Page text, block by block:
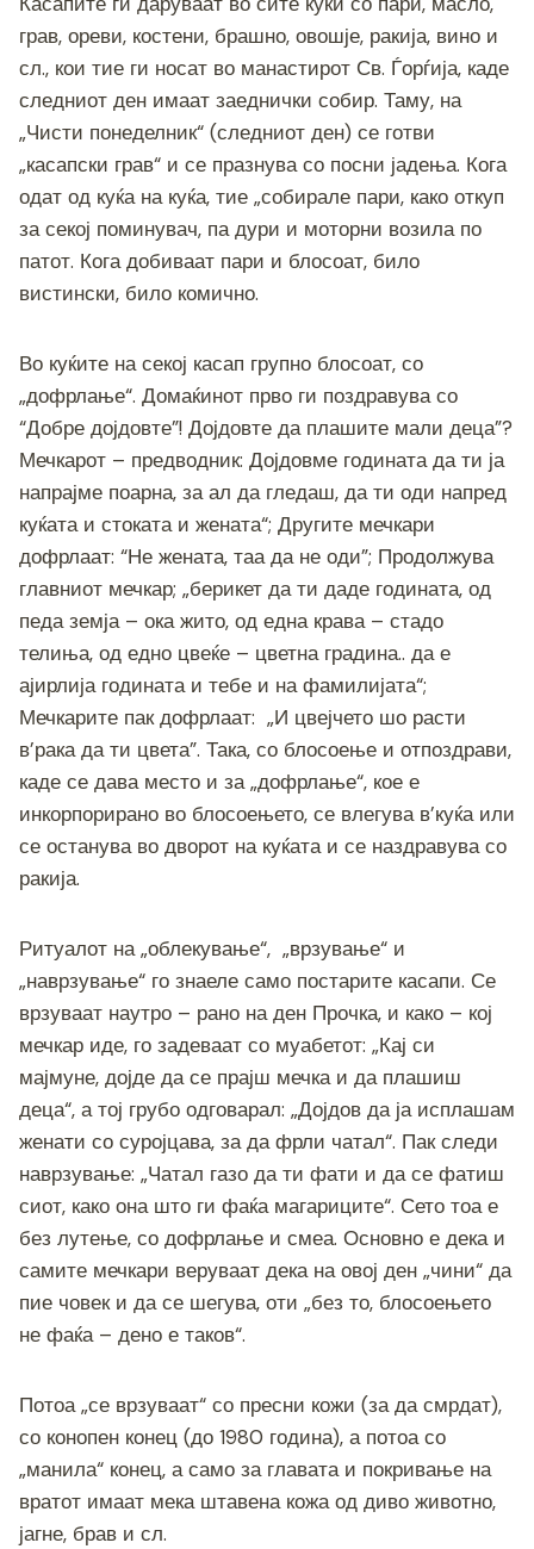
грав, ореви, костени, брашно, овошје, ракија, вино и
сл., кои тие ги носат во манастирот Св. Ѓорѓија, каде
следниот ден имаат заеднички собир. Таму, на
„Чисти понеделник“ (следниот ден) се готви
„касапски грав“ и се празнува со посни јадења. Кога
одат од куќа на куќа, тие „собирале пари, како откуп
за секој поминувач, па дури и моторни возила по
патот. Кога добиваат пари и блосоат, било
вистински, било комично.
Во куќите на секој касап групно блосоат, со
„дофрлање“. Домаќинот прво ги поздравува со
“Добре дојдовте”! Дојдовте да плашите мали деца”?
Мечкарот – предводник: Дојдовме годината да ти ја
напрајме поарна, за ал да гледаш, да ти оди напред
куќата и стоката и жената“; Другите мечкари
дофрлаат: “Не жената, таа да не оди”; Продолжува
главниот мечкар; „берикет да ти даде годината, од
педа земја – ока жито, од една крава – стадо
телиња, од едно цвеќе – цветна градина.. да е
ајирлија годината и тебе и на фамилијата“;
Мечкарите пак дофрлаат: „И цвејчето шо расти
в’рака да ти цвета”. Така, со блосоење и отпоздрави,
каде се дава место и за „дофрлање“, кое е
инкорпорирано во блосоењето, се влегува в’куќа или
се останува во дворот на куќата и се наздравува со
ракија.
Ритуалот на „облекување“, „врзување“ и
„наврзување“ го знаеле само постарите касапи. Се
врзуваат наутро – рано на ден Прочка, и како – кој
мечкар иде, го задеваат со муабетот: „Кај си
мајмуне, дојде да се прајш мечка и да плашиш
деца“, а тој грубо одговарал: „Дојдов да ја исплашам
женати со суројцава, за да фрли чатал“. Пак следи
наврзување: „Чатал газо да ти фати и да се фатиш
сиот, како она што ги фаќа магариците“. Сето тоа е
без лутење, со дофрлање и смеа. Основно е дека и
самите мечкари веруваат дека на овој ден „чини“ да
пие човек и да се шегува, оти „без то, блосоењето
не фаќа – дено е таков“.
Потоа „се врзуваат“ со пресни кожи (за да смрдат),
со конопен конец (до 1980 година), а потоа со
„манила“ конец, а само за главата и покривање на
вратот имаат мека штавена кожа од диво животно,
јагне, брав и сл.